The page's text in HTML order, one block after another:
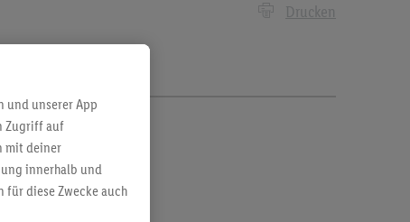
Drucken
und unserer App
Zugriff auf
mit deiner
innerhalb und
für diese Zwecke auch